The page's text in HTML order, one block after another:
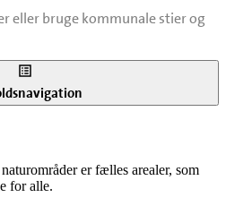
eller bruge kommunale stier og
er fælles arealer, som
for alle.